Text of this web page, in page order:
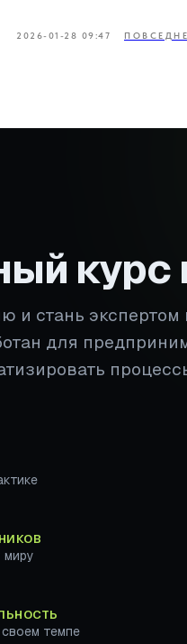
2026-01-28 09:47
курс
и стань
для
миру
темпе